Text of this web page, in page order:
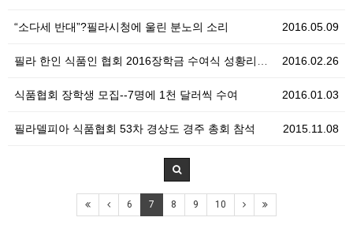
2016.05.09
“소다세 반대”?필라시청에 울린 분노의 소리
2016.02.26
필라 한인 식품인 협회 2016장학금 수여식 성황리에 …
2016.01.03
식품협회 장학생 모집--7명에 1천 달러씩 수여
2015.11.08
필라델피아 식품협회 53차 경상도 경주 총회 참석
6 7 8 9 10